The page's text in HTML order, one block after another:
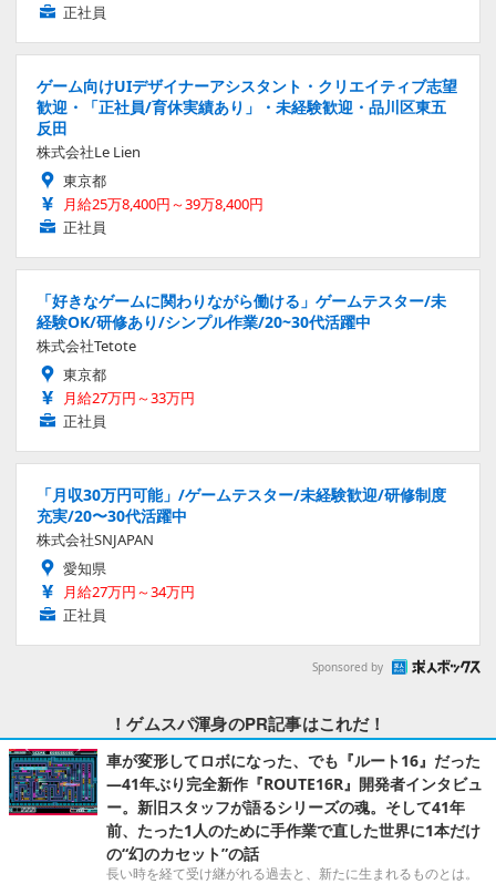
正社員
ゲーム向けUIデザイナーアシスタント・クリエイティブ志望
歓迎・「正社員/育休実績あり」・未経験歓迎・品川区東五
反田
株式会社Le Lien
東京都
月給25万8,400円～39万8,400円
正社員
「好きなゲームに関わりながら働ける」ゲームテスター/未
経験OK/研修あり/シンプル作業/20~30代活躍中
株式会社Tetote
東京都
月給27万円～33万円
正社員
「月収30万円可能」/ゲームテスター/未経験歓迎/研修制度
充実/20〜30代活躍中
株式会社SNJAPAN
愛知県
月給27万円～34万円
正社員
Sponsored by
！ゲムスパ渾身のPR記事はこれだ！
車が変形してロボになった、でも『ルート16』だった
―41年ぶり完全新作『ROUTE16R』開発者インタビュ
ー。新旧スタッフが語るシリーズの魂。そして41年
前、たった1人のために手作業で直した世界に1本だけ
の“幻のカセット”の話
長い時を経て受け継がれる過去と、新たに生まれるものとは。